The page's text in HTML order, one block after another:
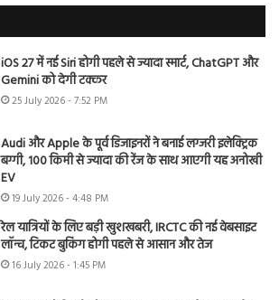
iOS 27 में नई Siri होगी पहले से ज्यादा स्मार्ट, ChatGPT और
Gemini को देगी टक्कर
25 July 2026 - 7:52 PM
Audi और Apple के पूर्व डिजाइनरों ने बनाई लग्जरी इलेक्ट्रिक
बग्गी, 100 किमी से ज्यादा की रेंज के साथ आएगी यह अनोखी
EV
19 July 2026 - 4:48 PM
रेल यात्रियों के लिए बड़ी खुशखबरी, IRCTC की नई वेबसाइट
लॉन्च, टिकट बुकिंग होगी पहले से आसान और तेज
16 July 2026 - 1:45 PM